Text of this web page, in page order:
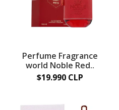
Perfume Fragrance
world Noble Red..
$19.990 CLP